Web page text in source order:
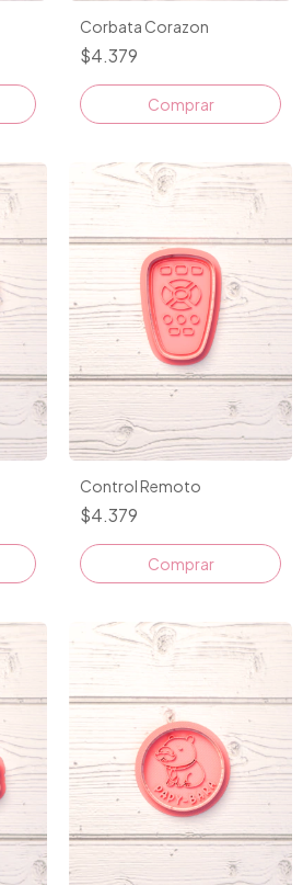
Corbata Corazon
$4.379
Comprar
Control Remoto
$4.379
Comprar